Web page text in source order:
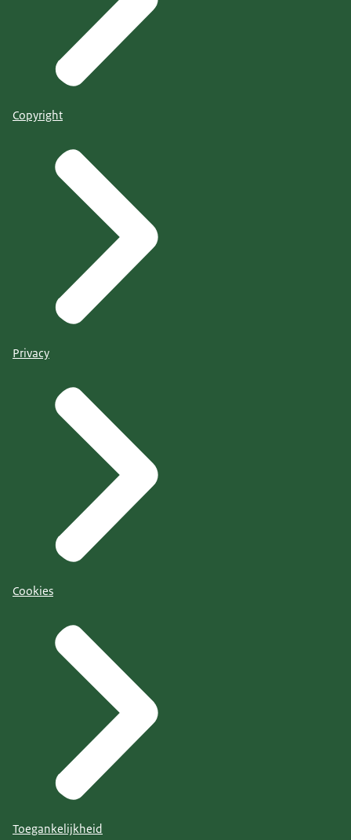
Copyright
Privacy
Cookies
Toegankelijkheid